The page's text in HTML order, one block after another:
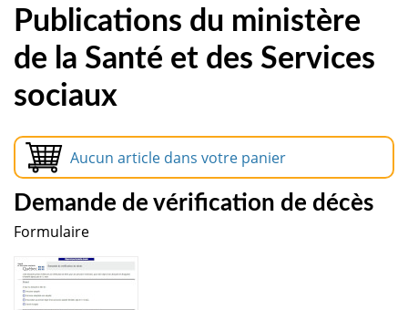
Publications du ministère
de la Santé et des Services
sociaux
Aucun article dans votre panier
Demande de vérification de décès
Formulaire